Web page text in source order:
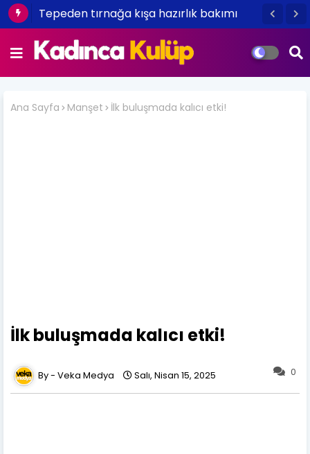
Tepeden tırnağa kışa hazırlık bakımı
Ana Sayfa Manşet İlk buluşmada kalıcı etki!
İlk buluşmada kalıcı etki!
0
Veka Medya Salı, Nisan 15, 2025